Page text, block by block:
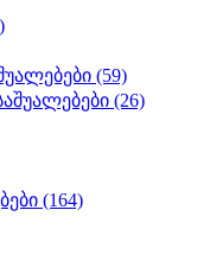
(59)
(26)
(164)